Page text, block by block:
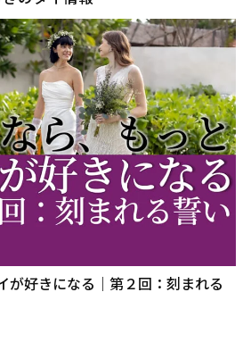
が好きになる｜第２回：刻まれる